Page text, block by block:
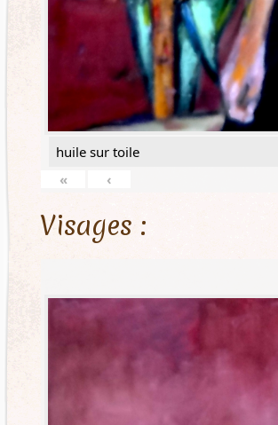
huile sur toile
«
‹
Visages :